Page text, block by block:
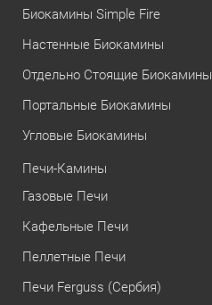
Биокамины Simple Fire
Настенные Биокамины
Отдельно Стоящие Биокамины
Портальные Биокамины
Угловые Биокамины
Печи-Камины
Газовые Печи
Кафельные Печи
Пеллетные Печи
Печи Ferguss (Сербия)